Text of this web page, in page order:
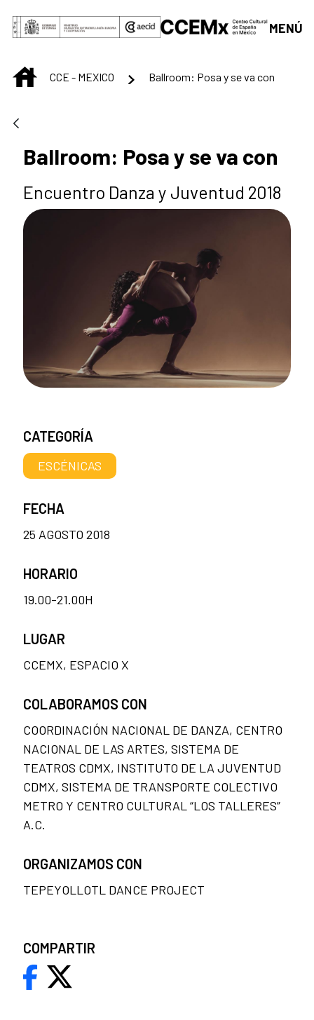
Saltar al contenido principal
MENÚ
INICIOCCE - MEXICO Ballroom: Posa y se va con
Ballroom: Posa y se va con
Encuentro Danza y Juventud 2018
CATEGORÍA
ESCÉNICAS
FECHA
25 AGOSTO 2018
HORARIO
19.00-21.00H
LUGAR
CCEMX, ESPACIO X
COLABORAMOS CON
COORDINACIÓN NACIONAL DE DANZA, CENTRO
NACIONAL DE LAS ARTES, SISTEMA DE
TEATROS CDMX, INSTITUTO DE LA JUVENTUD
CDMX, SISTEMA DE TRANSPORTE COLECTIVO
METRO Y CENTRO CULTURAL “LOS TALLERES”
A.C.
ORGANIZAMOS CON
TEPEYOLLOTL DANCE PROJECT
COMPARTIR